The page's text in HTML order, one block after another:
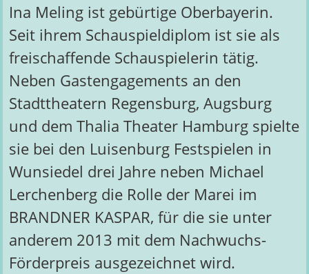
Ina Meling ist gebürtige Oberbayerin.
Seit ihrem Schauspieldiplom ist sie als
freischaffende Schauspielerin tätig.
Neben Gastengagements an den
Stadttheatern Regensburg, Augsburg
und dem Thalia Theater Hamburg spielte
sie bei den Luisenburg Festspielen in
Wunsiedel drei Jahre neben Michael
Lerchenberg die Rolle der Marei im
BRANDNER KASPAR, für die sie unter
anderem 2013 mit dem Nachwuchs-
Förderpreis ausgezeichnet wird.